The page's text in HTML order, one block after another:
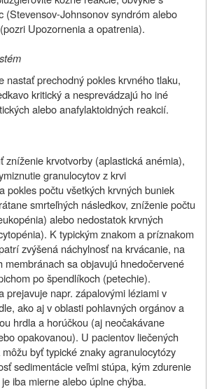
(Stevensov-Johnsonov syndróm alebo
Upozornenia a opatrenia).
nastať prechodný pokles krvného tlaku,
kritický a nesprevádzajú ho iné
alebo anafylaktoidných reakcií.
zníženie krvotvorby (aplastická anémia),
granulocytov z krvi
pokles počtu všetkých krvných buniek
smrteľných následkov, zníženie počtu
alebo nedostatok krvných
K typickým znakom a príznakom
zvýšená náchylnosť na krvácanie, na
membránach sa objavujú hnedočervené
po špendlíkoch (petechie).
prejavuje napr. zápalovými léziami v
ako aj v oblasti pohlavných orgánov a
hrdla a horúčkou (aj neočakávane
opakovanou). U pacientov liečených
byť typické znaky agranulocytózy
sedimentácie veľmi stúpa, kým zdurenie
iba mierne alebo úplne chýba.